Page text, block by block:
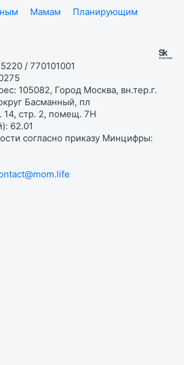
Мамам
Планирующим
/ 770101001
105082, Город Москва, вн.тер.г.
Басманный, пл
14, стр. 2, помещ. 7Н
62.01
согласно приказу Минцифры: